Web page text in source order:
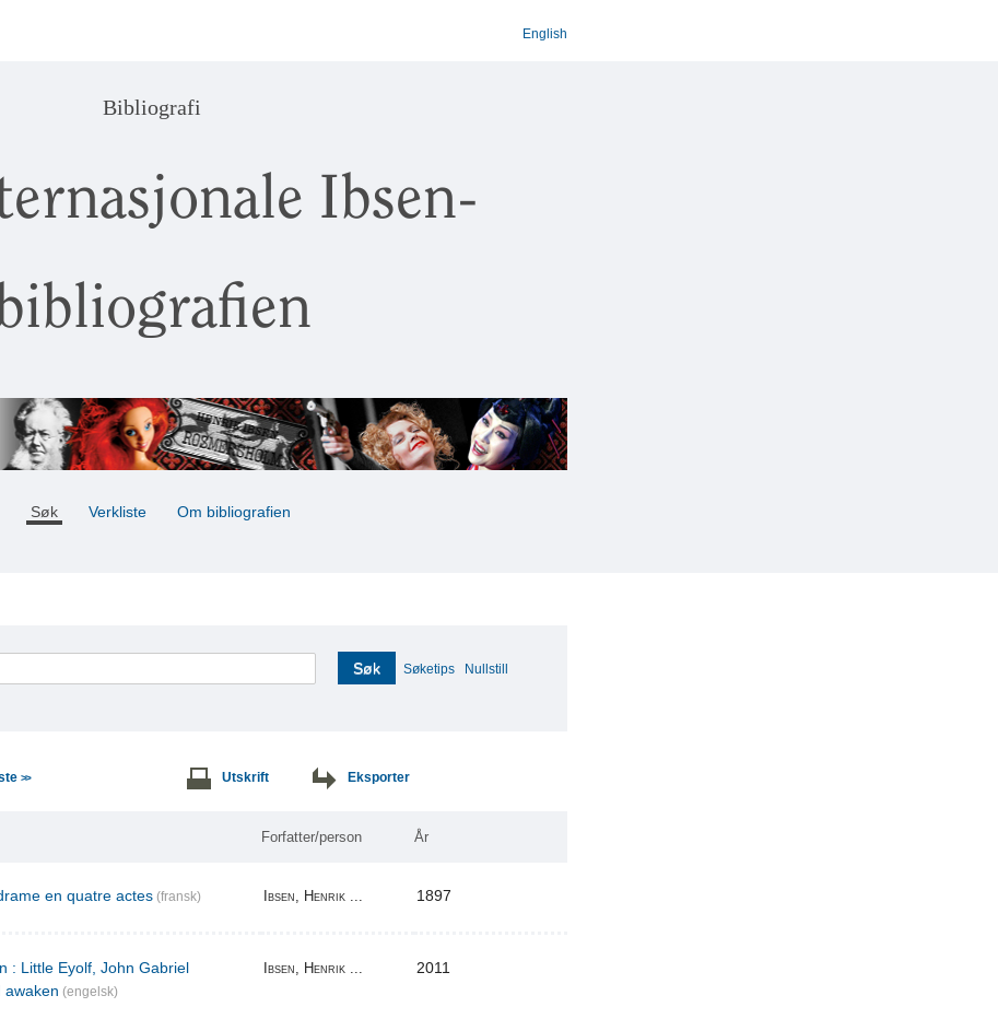
English
Bibliografi
Ibsen-
Søk Verkliste Om bibliografien
Søk Søketips Nullstill
>> Utskrift Eksporter
Forfatter/person År
en quatre actes (fransk) Ibsen, Henrik ... 1897
: Little Eyolf, John Gabriel
awaken (engelsk)
Ibsen, Henrik ... 2011